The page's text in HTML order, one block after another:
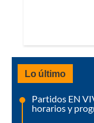
Lo último
Partidos EN
horarios y